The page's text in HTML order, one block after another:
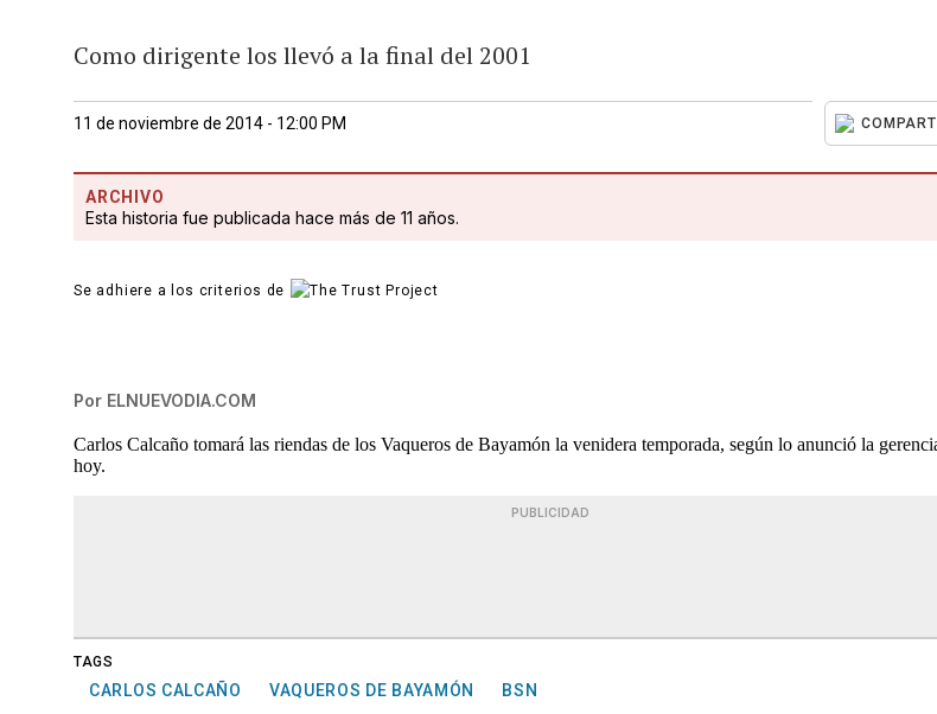
Como dirigente los llevó a la final del 2001
11 de noviembre de 2014 - 12:00 PM
ARCHIVO
Esta historia fue publicada hace más de 11 años.
Se adhiere a los criterios de
Por ELNUEVODIA.COM
Carlos Calcaño tomará las riendas de los Vaqueros de Bayamón la venidera temporada, según lo anunció la
hoy.
PUBLICIDAD
TAGS
CARLOS CALCAÑO VAQUEROS DE BAYAMÓN BSN